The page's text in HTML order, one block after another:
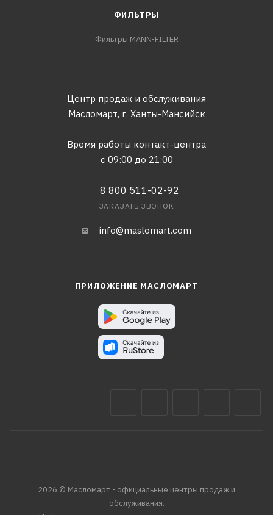
ФИЛЬТРЫ
Фильтры MANN-FILTER
Центр продаж и обслуживания
Масломарт, г. Ханты-Мансийск
Время работы контакт-центра
с 09:00 до 21:00
8 800 511-02-92
ЗАКАЗАТЬ ЗВОНОК
info@maslomart.com
ПРИЛОЖЕНИЕ МАСЛОМАРТ
2026 © Масломарт - официальные центры продаж и
обслуживания.